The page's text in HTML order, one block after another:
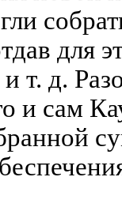
для
т. д.
и сам